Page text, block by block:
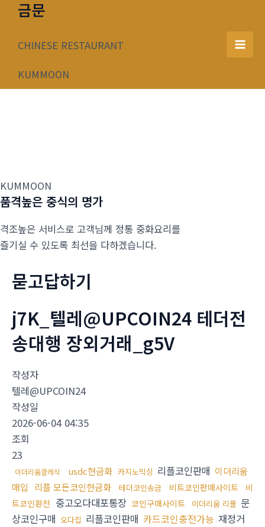
너
금문
CHINESE RESTAURANT
KUMMOON
Main
KUMMOON
품격높은 중식의 명가
격조높은 서비스로 고객님께 정통 중화요리를
즐기실 수 있도록 최선을 다하겠습니다.
묻고답하기
j7K_텔레@UPCOIN24 테더전
송대행 장외거래_g5V
작성자
텔레@UPCOIN24
작성일
2026-06-04 04:35
조회
23
이더리움클레식 usdc현금화 카지노믹싱 리플코인판매 이더리움
매입
리플 모든코인현금화 테더코인송금 비트코인판매사이트
비
트코인환전 중고오다대포통장 코인구매사이트 이더리움 리플 문
상코인구매 오다집 리플코인판매 카드코인충전가능 재정거